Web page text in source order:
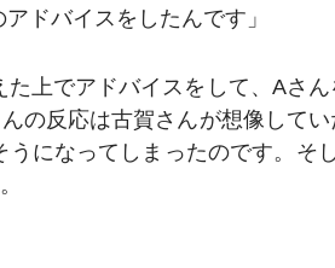
ドバイスをしたんです」
上でアドバイスをして、Aさ
の反応は古賀さんが想像して
になってしまったのです。そ